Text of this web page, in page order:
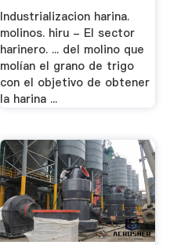
Industrializacion harina.
molinos. hiru - El sector
harinero. ... del molino que
molían el grano de trigo
con el objetivo de obtener
la harina ...